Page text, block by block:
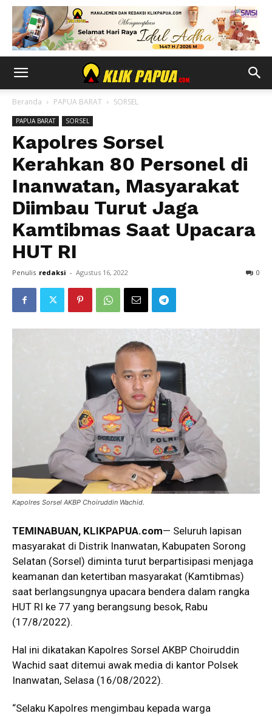
Beranda PAPUA BARAT SORSEL
PAPUA BARAT SORSEL
Kapolres Sorsel
Kerahkan 80 Personel di
Inanwatan, Masyarakat
Diimbau Turut Jaga
Kamtibmas Saat Upacara
HUT RI
Penulis redaksi - Agustus 16, 2022 0
Kapolres Sorsel AKBP Choiruddin Wachid.
TEMINABUAN, KLIKPAPUA.com— Seluruh lapisan
masyarakat di Distrik Inanwatan, Kabupaten Sorong
Selatan (Sorsel) diminta turut berpartisipasi menjaga
keamanan dan ketertiban masyarakat (Kamtibmas)
saat berlangsungnya upacara bendera dalam rangka
HUT RI ke 77 yang berangsung besok, Rabu
(17/8/2022).
Hal ini dikatakan Kapolres Sorsel AKBP Choiruddin
Wachid saat ditemui awak media di kantor Polsek
Inanwatan, Selasa (16/08/2022).
“Selaku Kapolres mengimbau kepada warga